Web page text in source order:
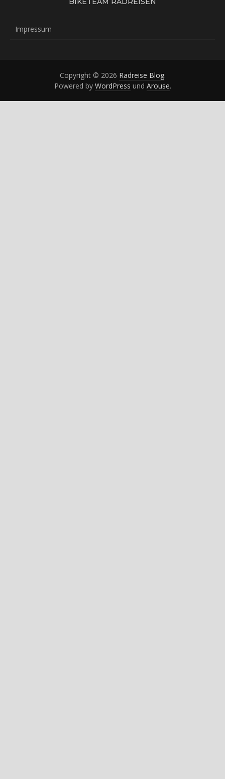
Impressum
Copyright © 2026 Radreise Blog.
Powered by WordPress und Arouse.